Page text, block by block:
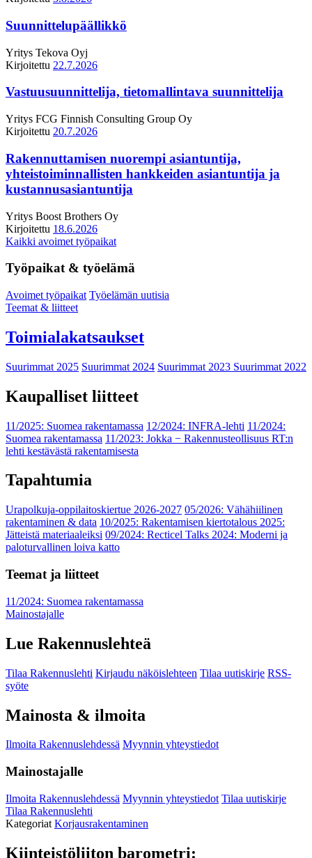
Suunnittelupäällikkö
Yritys Tekova Oyj
Kirjoitettu 22.7.2026
Vastuusuunnittelija, tietomallintava suunnittelija
Yritys FCG Finnish Consulting Group Oy
Kirjoitettu 20.7.2026
Rakennuttamisen nuorempi asiantuntija,
yhteistoiminnallisten hankkeiden asiantuntija ja
kustannusasiantuntija
Yritys Boost Brothers Oy
Kirjoitettu 18.6.2026
Kaikki avoimet työpaikat
Työpaikat & työelämä
Avoimet työpaikat Työelämän uutisia
Teemat & liitteet
Toimialakatsaukset
Suurimmat 2025 Suurimmat 2024 Suurimmat 2023 Suurimmat 2022
Kaupalliset liitteet
11/2025: Suomea rakentamassa 12/2024: INFRA-lehti 11/2024:
Suomea rakentamassa 11/2023: Jokka − Rakennusteollisuus RT:n
lehti kestävästä rakentamisesta
Tapahtumia
Urapolkuja-oppilaitoskiertue 2026-2027 05/2026: Vähähiilinen
rakentaminen & data 10/2025: Rakentamisen kiertotalous 2025:
Jätteistä materiaaleiksi 09/2024: Recticel Talks 2024: Moderni ja
paloturvallinen loiva katto
Teemat ja liitteet
11/2024: Suomea rakentamassa
Mainostajalle
Lue Rakennuslehteä
Tilaa Rakennuslehti Kirjaudu näköislehteen Tilaa uutiskirje RSS-
syöte
Mainosta & ilmoita
Ilmoita Rakennuslehdessä Myynnin yhteystiedot
Mainostajalle
Ilmoita Rakennuslehdessä Myynnin yhteystiedot Tilaa uutiskirje
Tilaa Rakennuslehti
Kategoriat Korjausrakentaminen
Kiinteistöliiton barometri: